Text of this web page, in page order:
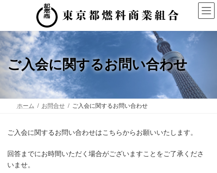
ン
ツ
へ
ス
ー
シ
ョ
ン
ご入会に関するお問い合わせ
ホーム お問合せ ご入会に関するお問い合わせ
ご入会に関するお問い合わせはこちらからお願いいたします。
回答までにお時間いただく場合がございますことをご了承くださ
いませ。